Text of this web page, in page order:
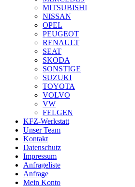
MITSUBISHI
NISSAN
OPEL
PEUGEOT
RENAULT
SEAT
SKODA
SONSTIGE
SUZUKI
TOYOTA
VOLVO
VW
FELGEN
KFZ-Werkstatt
Unser Team
Kontakt
Datenschutz
Impressum
Anfrageliste
Anfrage
Mein Konto